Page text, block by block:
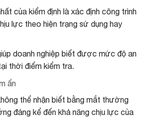
của kiểm định là xác định công trình
lực theo hiện trạng sử dụng hay
doanh nghiệp biết được mức độ an
thời điểm kiểm tra.
ẩn
thể nhận biết bằng mắt thường
đáng kể đến khả năng chịu lực của